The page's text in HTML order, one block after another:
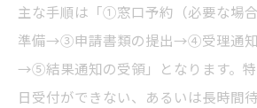
主な手順は「①窓口予約（必要な場
準備→③申請書類の提出→④受理通知
→⑤結果通知の受領」となります。
日受付ができない、あるいは長時間